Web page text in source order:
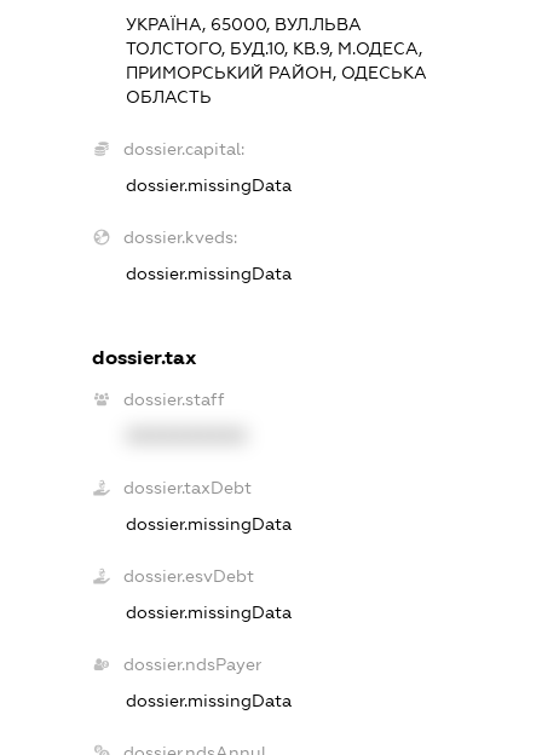
УКРАЇНА, 65000, ВУЛ.ЛЬВА
ТОЛСТОГО, БУД.10, КВ.9, М.ОДЕСА,
ПРИМОРСЬКИЙ РАЙОН, ОДЕСЬКА
ОБЛАСТЬ
dossier.capital:
dossier.missingData
dossier.kveds:
dossier.missingData
dossier.tax
dossier.staff
dossier.taxDebt
dossier.missingData
dossier.esvDebt
dossier.missingData
dossier.ndsPayer
dossier.missingData